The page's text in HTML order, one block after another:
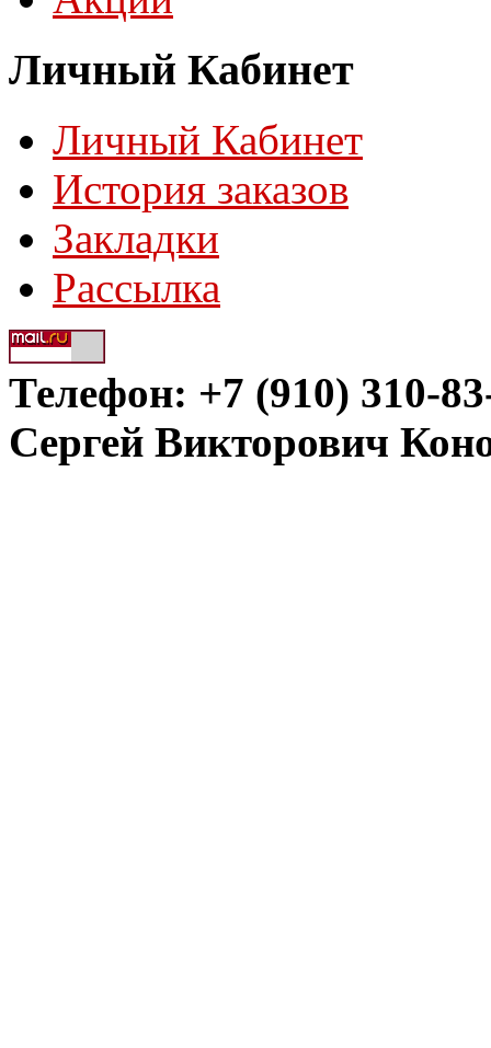
Личный Кабинет
Личный Кабинет
История заказов
Закладки
Рассылка
Телефон: +7 (910) 310-
Сергей Викторович